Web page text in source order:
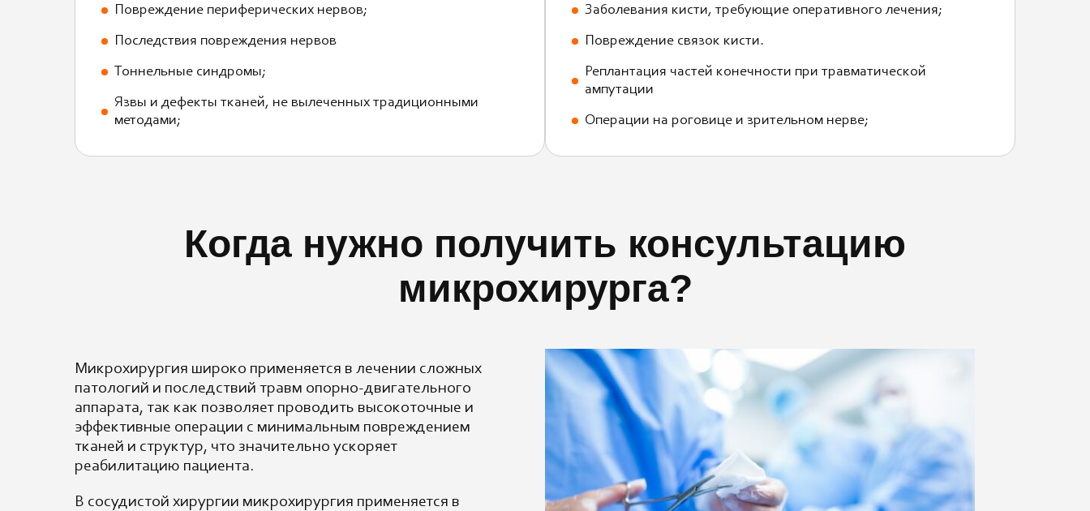
Повреждение периферических нервов;
Последствия повреждения нервов
Тоннельные синдромы;
Язвы и дефекты тканей, не вылеченных традиционными
методами;
Заболевания кисти, требующие оперативного лечения;
Повреждение связок кисти.
Реплантация частей конечности при травматической
ампутации
Операции на роговице и зрительном нерве;
Когда нужно получить консультацию
микрохирурга?
Микрохирургия широко применяется в лечении сложных
патологий и последствий травм опорно-двигательного
аппарата, так как позволяет проводить высокоточные и
эффективные операции с минимальным повреждением
тканей и структур, что значительно ускоряет
реабилитацию пациента.
В сосудистой хирургии микрохирургия применяется в